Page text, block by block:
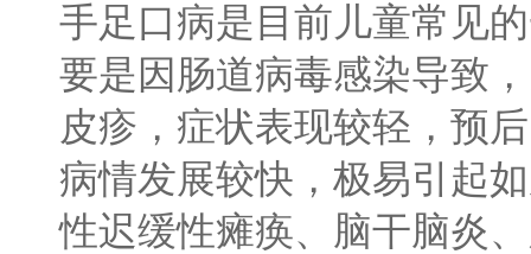
手足口病是目前儿童常见
要是因肠道病毒感染导致
皮疹，症状表现较轻，预
病情发展较快，极易引起
性迟缓性瘫痪、脑干脑炎